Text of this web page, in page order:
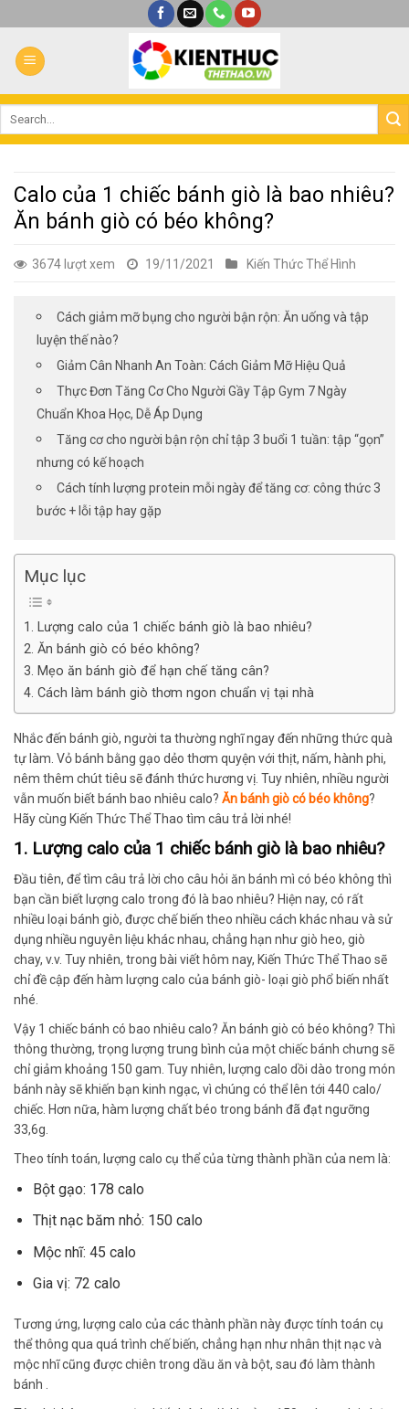
qua
nội
dung
Calo của 1 chiếc bánh giò là bao nhiêu?
Ăn bánh giò có béo không?
3674 lượt xem 19/11/2021 Kiến Thức Thể Hình
Cách giảm mỡ bụng cho người bận rộn: Ăn uống và tập
luyện thế nào?
Giảm Cân Nhanh An Toàn: Cách Giảm Mỡ Hiệu Quả
Thực Đơn Tăng Cơ Cho Người Gầy Tập Gym 7 Ngày
Chuẩn Khoa Học, Dễ Áp Dụng
Tăng cơ cho người bận rộn chỉ tập 3 buổi 1 tuần: tập “gọn”
nhưng có kế hoạch
Cách tính lượng protein mỗi ngày để tăng cơ: công thức 3
bước + lỗi tập hay gặp
Mục lục
1. Lượng calo của 1 chiếc bánh giò là bao nhiêu?
2. Ăn bánh giò có béo không?
3. Mẹo ăn bánh giò để hạn chế tăng cân?
4. Cách làm bánh giò thơm ngon chuẩn vị tại nhà
Nhắc đến bánh giò, người ta thường nghĩ ngay đến những thức quà
tự làm. Vỏ bánh bằng gạo dẻo thơm quyện với thịt, nấm, hành phi,
nêm thêm chút tiêu sẽ đánh thức hương vị. Tuy nhiên, nhiều người
vẫn muốn biết bánh bao nhiêu calo? Ăn bánh giò có béo không?
Hãy cùng Kiến Thức Thể Thao tìm câu trả lời nhé!
1. Lượng calo của 1 chiếc bánh giò là bao nhiêu?
Đầu tiên, để tìm câu trả lời cho câu hỏi ăn bánh mì có béo không thì
bạn cần biết lượng calo trong đó là bao nhiêu? Hiện nay, có rất
nhiều loại bánh giò, được chế biến theo nhiều cách khác nhau và sử
dụng nhiều nguyên liệu khác nhau, chẳng hạn như giò heo, giò
chay, v.v. Tuy nhiên, trong bài viết hôm nay, Kiến Thức Thể Thao sẽ
chỉ đề cập đến hàm lượng calo của bánh giò- loại giò phổ biến nhất
nhé.
Vậy 1 chiếc bánh có bao nhiêu calo? Ăn bánh giò có béo không? Thì
thông thường, trọng lượng trung bình của một chiếc bánh chưng sẽ
chỉ giảm khoảng 150 gam. Tuy nhiên, lượng calo dồi dào trong món
bánh này sẽ khiến bạn kinh ngạc, vì chúng có thể lên tới 440 calo/
chiếc. Hơn nữa, hàm lượng chất béo trong bánh đã đạt ngưỡng
33,6g.
Theo tính toán, lượng calo cụ thể của từng thành phần của nem là:
Bột gạo: 178 calo
Thịt nạc băm nhỏ: 150 calo
Mộc nhĩ: 45 calo
Gia vị: 72 calo
Tương ứng, lượng calo của các thành phần này được tính toán cụ
thể thông qua quá trình chế biến, chẳng hạn như nhân thịt nạc và
mộc nhĩ cũng được chiên trong dầu ăn và bột, sau đó làm thành
bánh .